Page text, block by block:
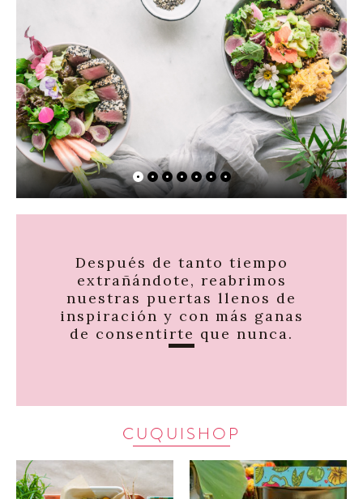
Después de tanto tiempo
extrañándote, reabrimos
nuestras puertas llenos de
inspiración y con más ganas
de consentirte que nunca.
CUQUISHOP